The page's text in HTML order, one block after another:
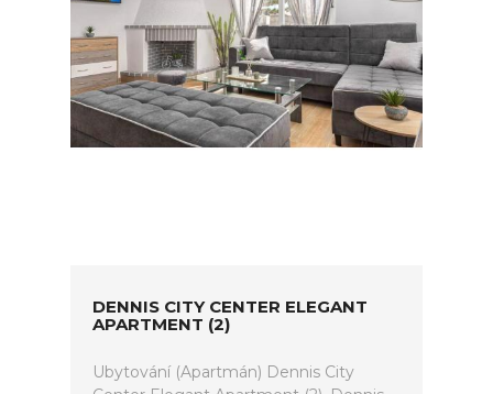
DENNIS CITY CENTER ELEGANT
APARTMENT (2)
Ubytování (Apartmán) Dennis City